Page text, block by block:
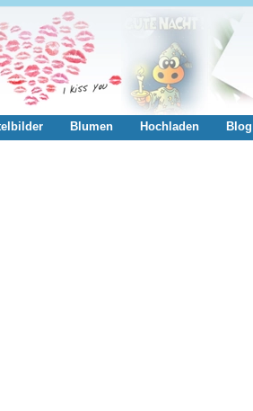
Blumen Hochladen Blog